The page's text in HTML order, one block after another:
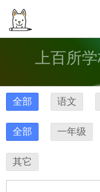
上百所
全部 语文
全部 一年级
其它